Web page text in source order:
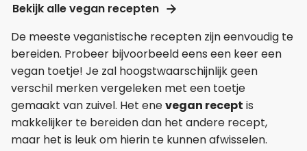
Bekijk alle vegan recepten
De meeste veganistische recepten zijn eenvoudig te
bereiden. Probeer bijvoorbeeld eens een keer een
vegan toetje! Je zal hoogstwaarschijnlijk geen
verschil merken vergeleken met een toetje
gemaakt van zuivel. Het enevegan recept is
makkelijker te bereiden dan het andere recept,
maar het is leuk om hierin te kunnen afwisselen.